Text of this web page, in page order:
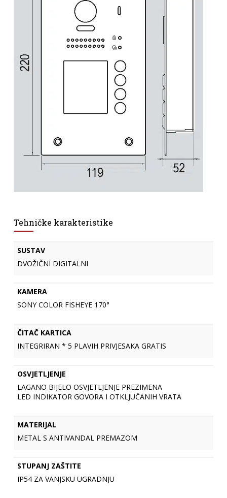
Tehničke karakteristike
SUSTAV
DVOŽIČNI DIGITALNI
KAMERA
SONY COLOR FISHEYE 170°
ČITAČ KARTICA
INTEGRIRAN * 5 PLAVIH PRIVJESAKA GRATIS
OSVJETLJENJE
LAGANO BIJELO OSVJETLJENJE PREZIMENA
LED INDIKATOR GOVORA I OTKLJUČANIH VRATA
MATERIJAL
METAL S ANTIVANDAL PREMAZOM
STUPANJ ZAŠTITE
IP54 ZA VANJSKU UGRADNJU